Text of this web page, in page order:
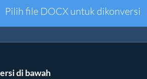
Pilih file DOCX untuk dikonversi
di bawah